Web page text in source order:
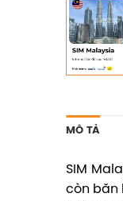
MÔ TẢ
SIM
còn băn